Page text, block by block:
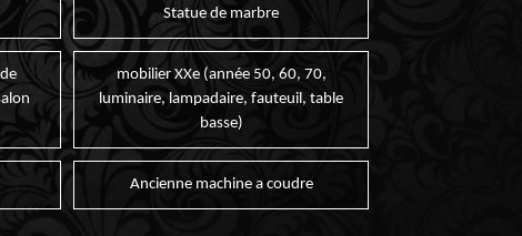
Statue de marbre
mobilier XXe (année 50, 60, 70,
luminaire, lampadaire, fauteuil, table
basse)
Ancienne machine a coudre